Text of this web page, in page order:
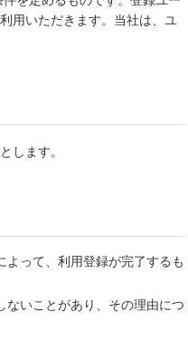
用いただきます。当社は、ユ
します。
って、利用登録が完了するも
ないことがあり、その理由につ